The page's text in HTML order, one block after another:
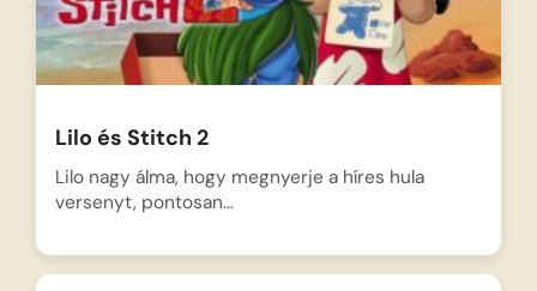
Lilo és Stitch 2
Lilo nagy álma, hogy megnyerje a híres hula
versenyt, pontosan…